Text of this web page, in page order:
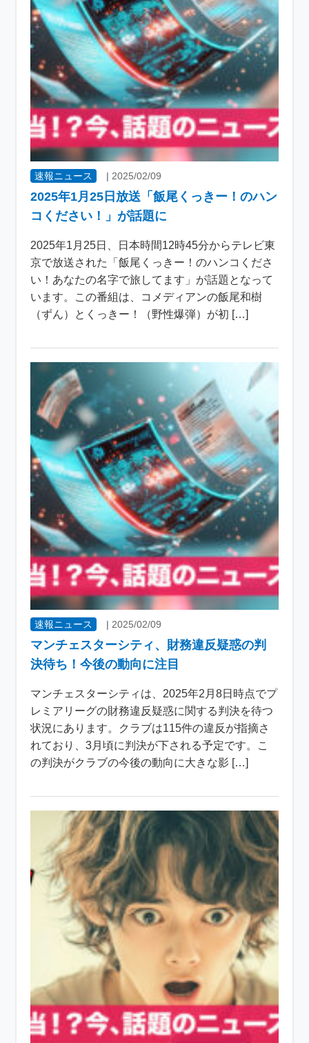
速報ニュース | 2025/02/09
2025年1月25日放送「飯尾くっきー！のハン
コください！」が話題に
2025年1月25日、日本時間12時45分からテレビ東
京で放送された「飯尾くっきー！のハンコくださ
い！あなたの名字で旅してます」が話題となって
います。この番組は、コメディアンの飯尾和樹
（ずん）とくっきー！（野性爆弾）が初 […]
速報ニュース |2025/02/09
マンチェスターシティ、財務違反疑惑の判
決待ち！今後の動向に注目
マンチェスターシティは、2025年2月8日時点でプ
レミアリーグの財務違反疑惑に関する判決を待つ
状況にあります。クラブは115件の違反が指摘さ
れており、3月頃に判決が下される予定です。こ
の判決がクラブの今後の動向に大きな影 […]